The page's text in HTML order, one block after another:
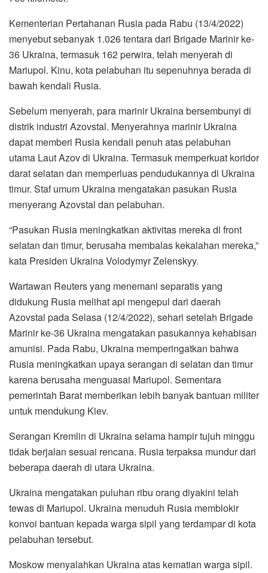
Kementerian Pertahanan Rusia pada Rabu (13/4/2022)
menyebut sebanyak 1.026 tentara dari Brigade Marinir ke-
36 Ukraina, termasuk 162 perwira, telah menyerah di
Mariupol. Kinu, kota pelabuhan itu sepenuhnya berada di
bawah kendali Rusia.
Sebelum menyerah, para marinir Ukraina bersembunyi di
distrik industri Azovstal. Menyerahnya marinir Ukraina
dapat memberi Rusia kendali penuh atas pelabuhan
utama Laut Azov di Ukraina. Termasuk memperkuat koridor
darat selatan dan memperluas pendudukannya di Ukraina
timur. Staf umum Ukraina mengatakan pasukan Rusia
menyerang Azovstal dan pelabuhan.
“Pasukan Rusia meningkatkan aktivitas mereka di front
selatan dan timur, berusaha membalas kekalahan mereka,”
kata Presiden Ukraina Volodymyr Zelenskyy.
Wartawan Reuters yang menemani separatis yang
didukung Rusia melihat api mengepul dari daerah
Azovstal pada Selasa (12/4/2022), sehari setelah Brigade
Marinir ke-36 Ukraina mengatakan pasukannya kehabisan
amunisi. Pada Rabu, Ukraina memperingatkan bahwa
Rusia meningkatkan upaya serangan di selatan dan timur
karena berusaha menguasai Mariupol. Sementara
pemerintah Barat memberikan lebih banyak bantuan militer
untuk mendukung Kiev.
Serangan Kremlin di Ukraina selama hampir tujuh minggu
tidak berjalan sesuai rencana. Rusia terpaksa mundur dari
beberapa daerah di utara Ukraina.
Ukraina mengatakan puluhan ribu orang diyakini telah
tewas di Mariupol. Ukraina menuduh Rusia memblokir
konvoi bantuan kepada warga sipil yang terdampar di kota
pelabuhan tersebut.
Moskow menyalahkan Ukraina atas kematian warga sipil.